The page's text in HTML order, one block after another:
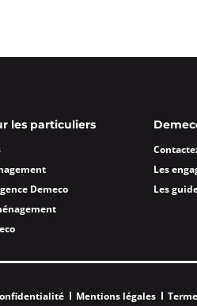
les particuliers
Demeco
Les
Les
Mentions légales